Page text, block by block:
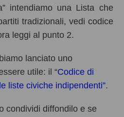
intendiamo una Lista che
tradizionali, vedi codice
leggi al punto 2.
lanciato uno
utile: il “Codice di
liste civiche indipendenti”.
condividi diffondilo e se